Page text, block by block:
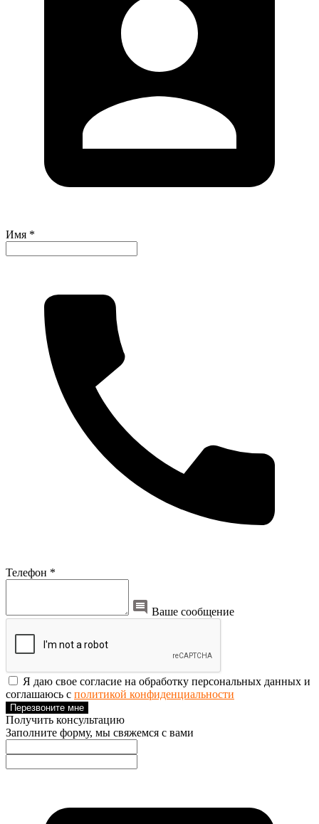
Имя *
Телефон *
Ваше сообщение
Я даю свое согласие на обработку персональных данных и
соглашаюсь с политикой конфиденциальности
Перезвоните мне
Получить консультацию
Заполните форму, мы свяжемся с вами